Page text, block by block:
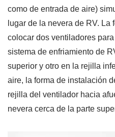
como de entrada de aire)
lugar de la nevera de RV.
colocar dos ventiladores
sistema de enfriamiento de
superior y otro en la rejilla
aire, la forma de instalación
rejilla del ventilador hacia
nevera cerca de la parte